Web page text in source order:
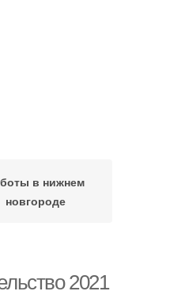
в нижнем
новгороде
2021